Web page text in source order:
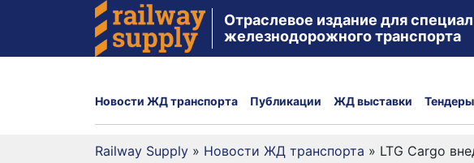
Отраслевое издание для
железнодорожного транспорта
Новости ЖД транспорта Публикации ЖД выставки Тендеры
Railway Supply » Новости ЖД транспорта » LTG Cargo